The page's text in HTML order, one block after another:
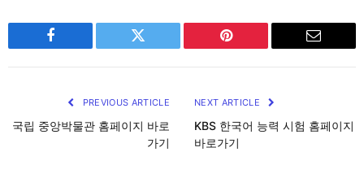
Facebook Twitter Pinterest Email
PREVIOUS ARTICLE
국립 중앙박물관 홈페이지 바로
가기
NEXT ARTICLE
KBS 한국어 능력 시험 홈페이지
바로가기